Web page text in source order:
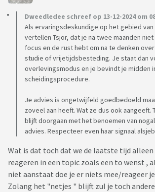
Dweedledee schreef op 13-12-2024 om
Als ervaringsdeskundige op het gebied van
vertellen Tsjor, dat je na twee maanden
focus en de rust hebt om na te denken
studie of vrijetijdsbesteding. Je staat dan
overlevingsmodus en je bevindt je midden
scheidingsprocedure.
Je advies is ongetwijfeld goedbedoeld
zoveel aan heeft. Wat ze dus ook aangeeft.
blijft doorgaan met het benoemen van
advies. Respecteer even haar signaal
Wat is dat toch dat we de laatste tijd
reageren in een topic zoals een to wenst ,
niet aanstaat doe je er niets mee/reageer
Zolang het "netjes " blijft zul je toch